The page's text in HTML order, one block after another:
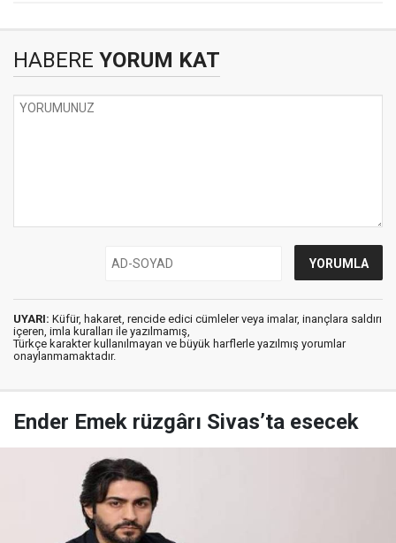
HABERE YORUM KAT
UYARI: Küfür, hakaret, rencide edici cümleler veya imalar, inançlara saldırı
içeren, imla kuralları ile yazılmamış,
Türkçe karakter kullanılmayan ve büyük harflerle yazılmış yorumlar
onaylanmamaktadır.
Ender Emek rüzgârı Sivas’ta esecek